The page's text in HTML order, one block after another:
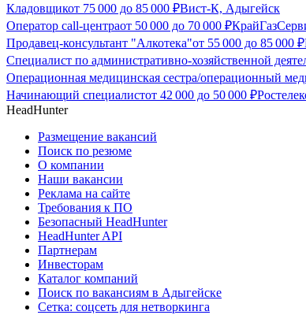
Кладовщикот 75 000 до 85 000 ₽Вист-К, Адыгейск
Оператор call-центраот 50 000 до 70 000 ₽
Продавец-консультант "Алкотека"от 55 000 до 85 000 ₽
Специалист по административно-хозяйственной
Операционная медицинская сестра/операционный
Начинающий специалистот 42 000 до 50 000 ₽
HeadHunter
Размещение вакансий
Поиск по резюме
О компании
Наши вакансии
Реклама на сайте
Требования к ПО
Безопасный HeadHunter
HeadHunter API
Партнерам
Инвесторам
Каталог компаний
Поиск по вакансиям в Адыгейске
Сетка: соцсеть для нетворкинга